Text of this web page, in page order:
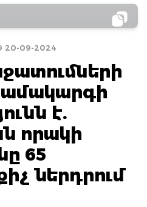
20-09-2024
է.
որակի
65
ներդրում